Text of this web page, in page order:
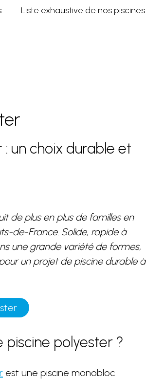
Liste exhaustive de nos piscines
: un choix durable et
de plus en plus de familles en
de-France. Solide, rapide à
une grande variété de formes,
un projet de piscine durable à
piscine polyester ?
est une piscine monobloc